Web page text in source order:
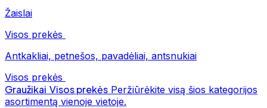
Žaislai
Visos prekės
Antkakliai, petnešos, pavadėliai, antsnukiai
Visos prekės
Graužikai Visos prekės Peržiūrėkite visą šios kategorijos
asortimentą vienoje vietoje.